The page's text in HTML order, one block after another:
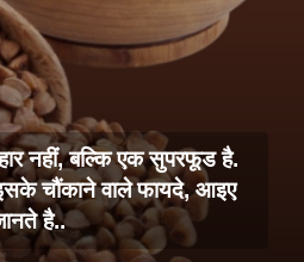
नहीं, बल्कि एक सुपरफूड है.
चौंकाने वाले फायदे, आइए
है..